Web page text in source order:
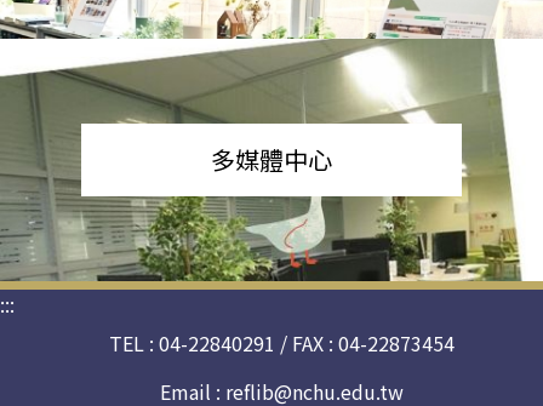
多媒體中心
:::
TEL : 04-22840291 / FAX : 04-22873454
Email : reflib@nchu.edu.tw